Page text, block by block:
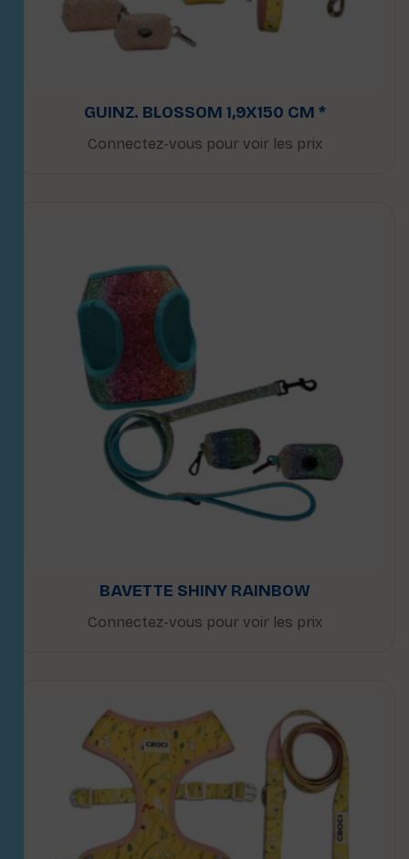
GUINZ. BLOSSOM 1,9X150 CM *
Connectez-vous pour voir les prix
BAVETTE SHINY RAINBOW
Connectez-vous pour voir les prix